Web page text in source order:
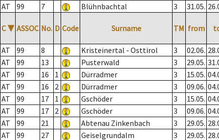
AT
99 7 Blühnbachtal 3 31.05.
C ▼ ASSOC No. D Code Surname TM from
AT 99 8 Kristeinertal - Osttirol 3 02.06.
AT
99 13 Pusterwald 3 29.05.
AT
99 16 1 Dürradmer 3 15.05.
AT
99 16 2 Dürradmer 3 09.06.
AT
99 17 1 Gschöder 3 15.05.
AT
99 17 2 Gschöder 3 09.06.
AT
99 21 Abtenau Zinkenbach 3 29.05.
AT
99 27 Geiselgrundalm 3 29.05.